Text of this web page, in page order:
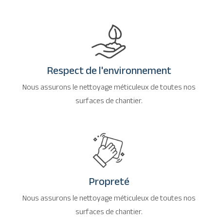
Respect de l'environnement
Nous assurons le nettoyage méticuleux de toutes nos
surfaces de chantier.
Propreté
Nous assurons le nettoyage méticuleux de toutes nos
surfaces de chantier.